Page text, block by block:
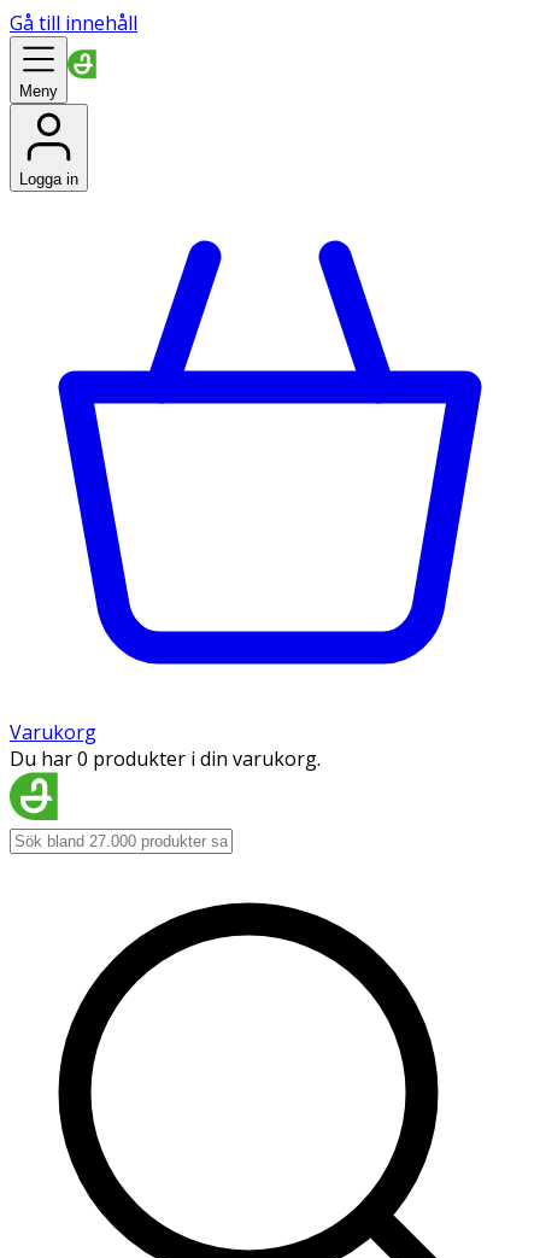
Gå till innehåll
Meny
Logga in
Varukorg
Du har 0 produkter i din varukorg.